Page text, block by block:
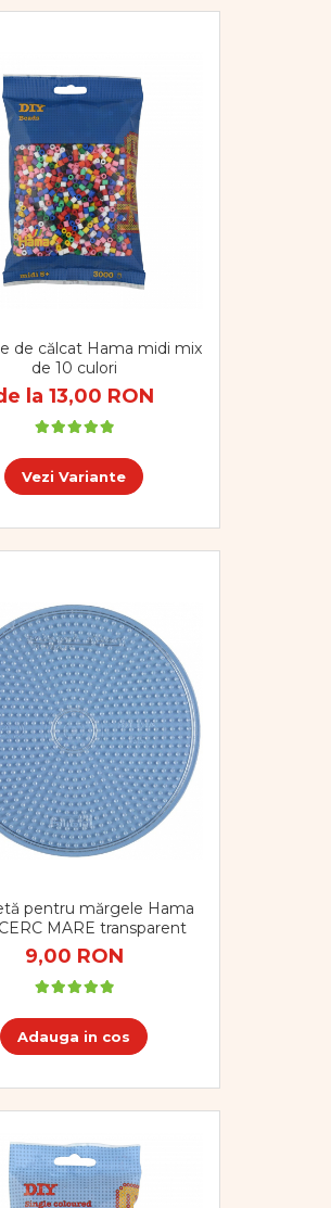
de călcat Hama midi mix
de 10 culori
la 13,00 RON
Vezi Variante
pentru mărgele Hama
MARE transparent
9,00 RON
Adauga in cos